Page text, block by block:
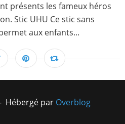
présents les fameux héros
Stic UHU Ce stic sans
aux enfants...
Hébergé par Overblog